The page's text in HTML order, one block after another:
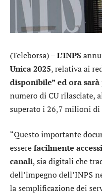
(Teleborsa) –L’INPS
Unica 2025, relativa ai
disponibile” ed ora
numero di CU rilasciate,
superato i 26,7 milioni
“Questo importante
esserefacilmente
canali, sia digitali che
dell’impegno dell’INPS
la semplificazione dei